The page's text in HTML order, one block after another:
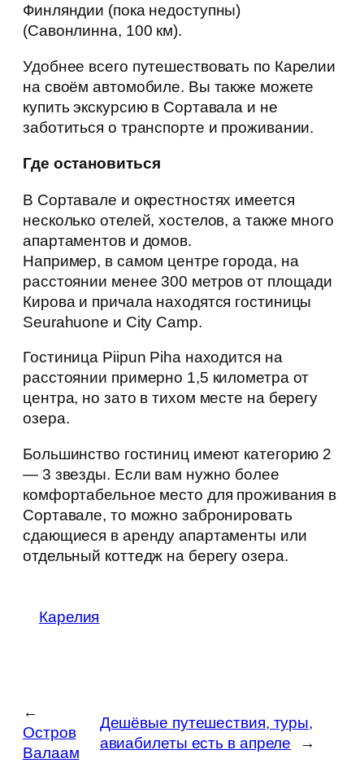
Финляндии (пока недоступны)
(Савонлинна, 100 км).
Удобнее всего путешествовать по Карелии
на своём автомобиле. Вы также можете
купить экскурсию в Сортавала и не
заботиться о транспорте и проживании.
Где остановиться
В Сортавале и окрестностях имеется
несколько отелей, хостелов, а также много
апартаментов и домов.
Например, в самом центре города, на
расстоянии менее 300 метров от площади
Кирова и причала находятся гостиницы
Seurahuone и City Camp.
Гостиница Piipun Piha находится на
расстоянии примерно 1,5 километра от
центра, но зато в тихом месте на берегу
озера.
Большинство гостиниц имеют категорию 2
— 3 звезды. Если вам нужно более
комфортабельное место для проживания в
Сортавале, то можно забронировать
сдающиеся в аренду апартаменты или
отдельный коттедж на берегу озера.
Карелия
←
Остров
Валаам
Дешёвые путешествия, туры,
авиабилеты есть в апреле
→